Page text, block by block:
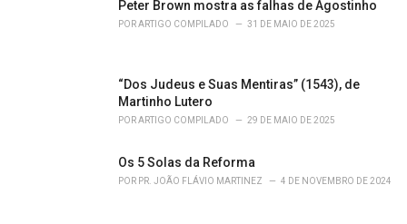
Peter Brown mostra as falhas de Agostinho
PORARTIGO COMPILADO 31 DE MAIO DE 2025
“Dos Judeus e Suas Mentiras” (1543), de
Martinho Lutero
PORARTIGO COMPILADO 29 DE MAIO DE 2025
Os 5 Solas da Reforma
POR PR. JOÃO FLÁVIO MARTINEZ 4 DE NOVEMBRO DE 2024